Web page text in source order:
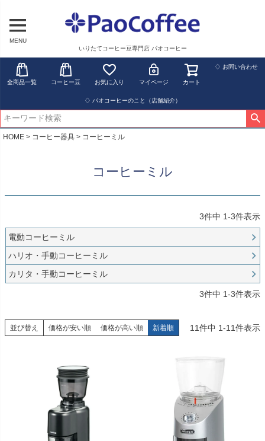
MENU
いりたてコーヒー豆専門店 パオコーヒー
全商品一覧 コーヒー豆 お気に入り マイページ カート
♢ お問い合わせ
♢ パオコーヒーのこと（店舗紹介）
HOME コーヒー器具 コーヒーミル
コーヒーミル
3件中 1-3件表示
電動コーヒーミル
ハリオ・手動コーヒーミル
カリタ・手動コーヒーミル
3件中 1-3件表示
並び替え 価格が安い順 価格が高い順 新着順 11件中 1-11件表示